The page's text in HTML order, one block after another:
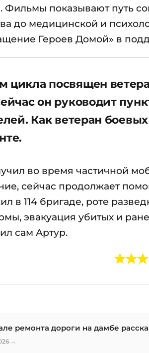
показывают путь
до медицинской и
Героев Домой» в
цикла посвящен
он руководит
Как ветеран
во время частичной
сейчас продолжает
в 114 бригаде, роте
эвакуация убитых и
сам Артур.
ремонта дороги на дамбе
→